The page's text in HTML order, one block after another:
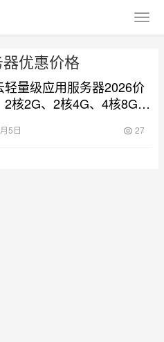
优惠价格
轻量级应用服务器2026价
2核2G、2核4G、4核8G和
5日 27